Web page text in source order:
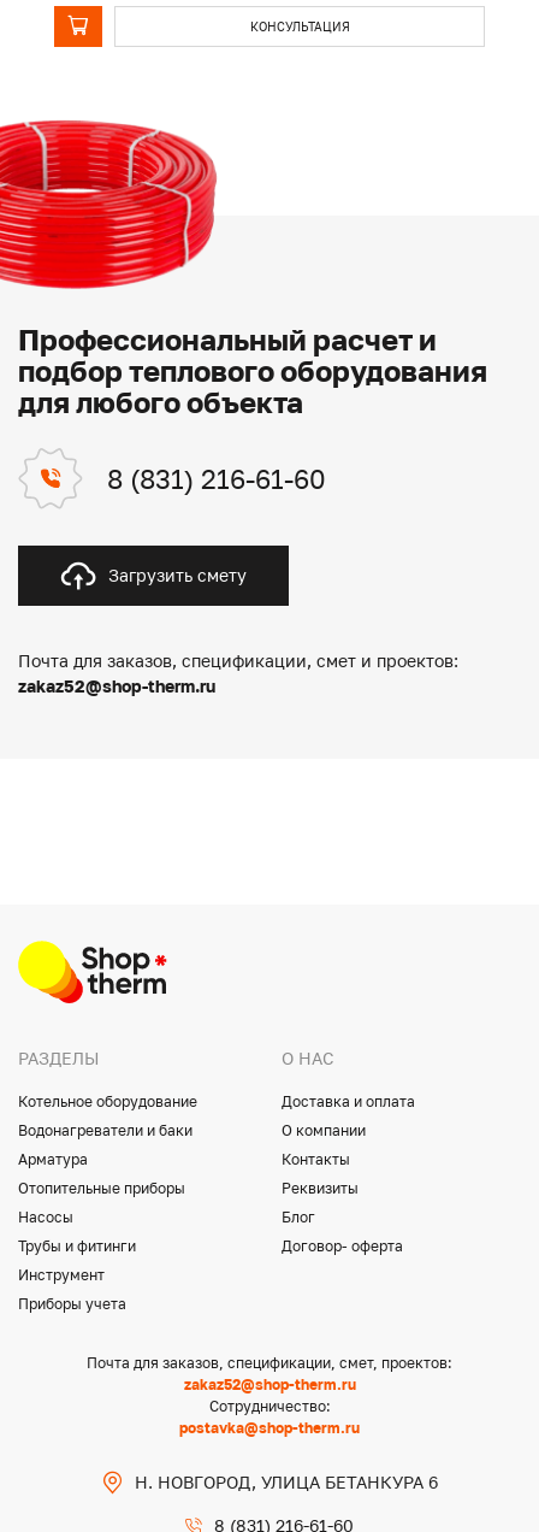
КОНСУЛЬТАЦИЯ
Профессиональный расчет и
подбор теплового оборудования
для любого объекта
8 (831) 216-61-60
Загрузить смету
Почта для заказов, спецификации, смет и проектов:
zakaz52@shop-therm.ru
РАЗДЕЛЫ
Котельное оборудование
Водонагреватели и баки
Арматура
Отопительные приборы
Насосы
Трубы и фитинги
Инструмент
Приборы учета
О НАС
Доставка и оплата
О компании
Контакты
Реквизиты
Блог
Договор- оферта
Почта для заказов, спецификации, смет, проектов:
zakaz52@shop-therm.ru
Сотрудничество:
postavka@shop-therm.ru
Н. НОВГОРОД, УЛИЦА БЕТАНКУРА 6
8 (831) 216-61-60